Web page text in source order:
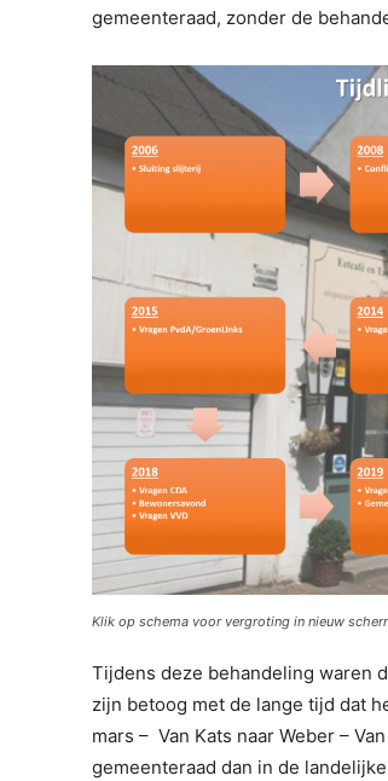
gemeenteraad, zonder de
Klik op schema voor vergroting in nieuw
Tijdens deze behandeling waren
zijn betoog met de lange tijd dat
mars – Van Kats naar Weber –
gemeenteraad dan in de